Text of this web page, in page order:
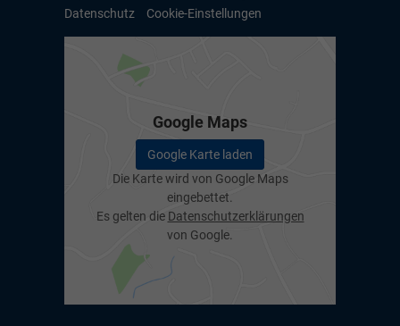
Datenschutz
Cookie-Einstellungen
Google Maps
Google Karte laden
Die Karte wird von Google Maps
eingebettet.
Es gelten die Datenschutzerklärungen
von Google.